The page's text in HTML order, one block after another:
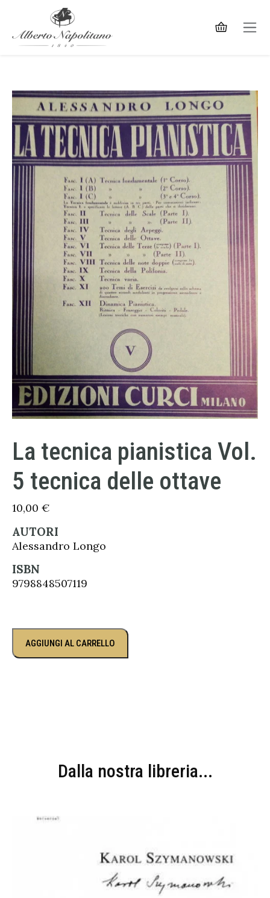
La tecnica pianistica Vol.
5 tecnica delle ottave
10,00 €
AUTORI
Alessandro Longo
ISBN
9798848507119
AGGIUNGI AL CARRELLO
Dalla nostra libreria...